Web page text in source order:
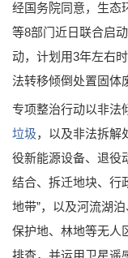
经国务院同意，生态
等8部门近日联合启
动，计划用3年左右
法转移倾倒处置固体
专项整治行动以非法
垃圾，以及非法拆解
役新能源设备、退役
结合、拆迁地块、行
地带”，以及河流湖
保护地、林地等无人